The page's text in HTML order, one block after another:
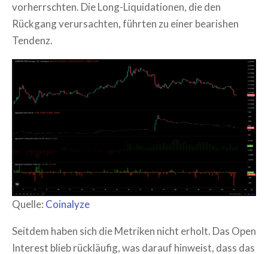
vorherrschten. Die Long-Liquidationen, die den
Rückgang verursachten, führten zu einer bearishen
Tendenz.
Quelle: Coinalyze
Seitdem haben sich die Metriken nicht erholt. Das Open
Interest blieb rückläufig, was darauf hinweist, dass das